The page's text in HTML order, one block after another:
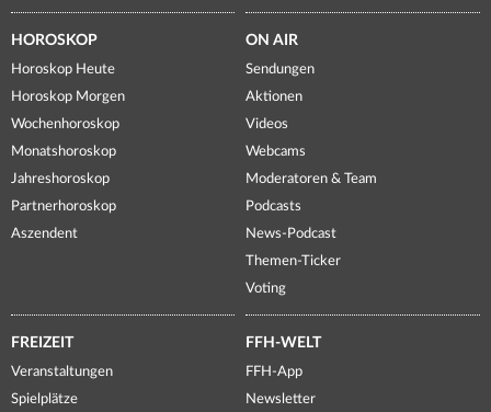
HOROSKOP
Horoskop Heute
Horoskop Morgen
Wochenhoroskop
Monatshoroskop
Jahreshoroskop
Partnerhoroskop
Aszendent
ON AIR
Sendungen
Aktionen
Videos
Webcams
Moderatoren & Team
Podcasts
News-Podcast
Themen-Ticker
Voting
FREIZEIT
Veranstaltungen
Spielplätze
FFH-WELT
FFH-App
Newsletter